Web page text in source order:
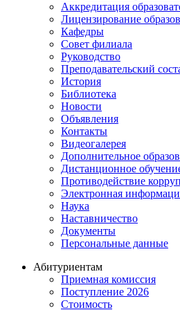
Аккредитация
Лицензирование
Кафедры
Совет филиала
Руководство
Преподавательский
История
Библиотека
Новости
Объявления
Контакты
Видеогалерея
Дополнительное
Дистанционное
Противодействие
Электронная
Наука
Наставничество
Документы
Персональные данные
Абитуриентам
Приемная комиссия
Поступление 2026
Стоимость